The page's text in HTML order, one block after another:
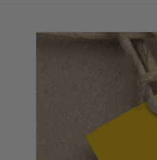
Hopp til
produktinformasjon